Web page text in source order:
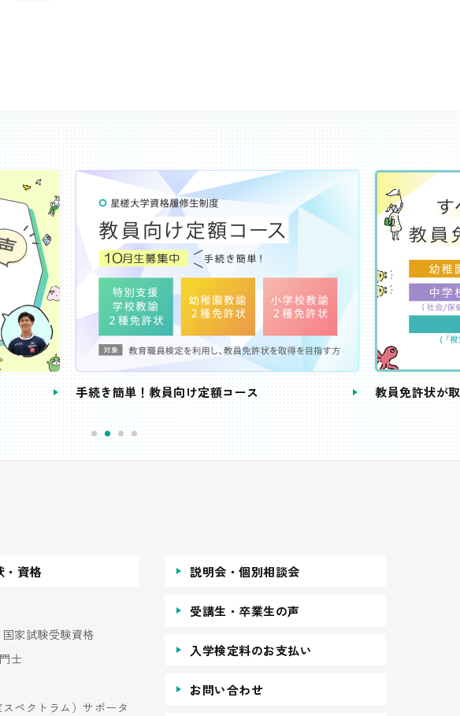
手続き簡単！教員向け定額コース 教員免許状が
・資格
家試験受験資格
士
ペクトラム）サポータ
説明会・個別相談会
受講生・卒業生の声
入学検定料のお支払い
お問い合わせ